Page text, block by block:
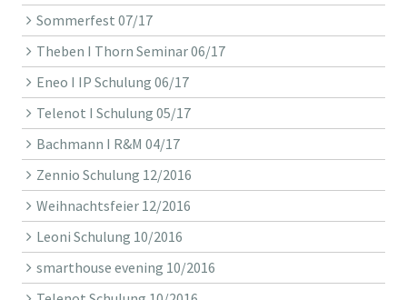
Sommerfest 07/17
Theben I Thorn Seminar 06/17
Eneo I IP Schulung 06/17
Telenot I Schulung 05/17
Bachmann I R&M 04/17
Zennio Schulung 12/2016
Weihnachtsfeier 12/2016
Leoni Schulung 10/2016
smarthouse evening 10/2016